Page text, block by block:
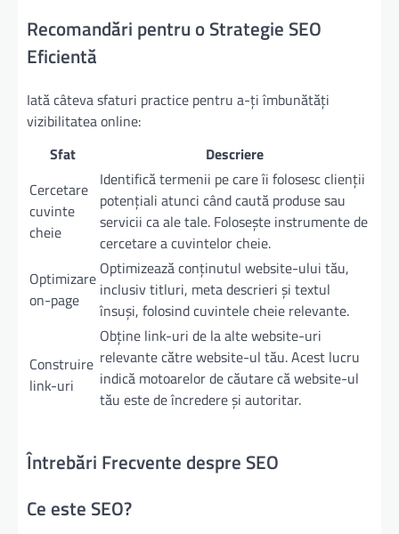
Recomandări pentru o Strategie SEO
Eficientă
Iată câteva sfaturi practice pentru a-ți îmbunătăți
vizibilitatea online:
Sfat
Descriere
Cercetare
cuvinte
cheie
Identifică termenii pe care îi folosesc clienții
potențiali atunci când caută produse sau
servicii ca ale tale. Folosește instrumente de
cercetare a cuvintelor cheie.
Optimizare
on-page
Optimizează conținutul website-ului tău,
inclusiv titluri, meta descrieri și textul
însuși, folosind cuvintele cheie relevante.
Construire
link-uri
Obține link-uri de la alte website-uri
relevante către website-ul tău. Acest lucru
indică motoarelor de căutare că website-ul
tău este de încredere și autoritar.
Întrebări Frecvente despre SEO
Ce este SEO?